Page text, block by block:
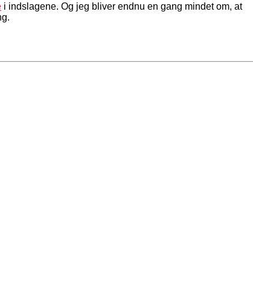
i indslagene. Og jeg bliver endnu en gang mindet om, at